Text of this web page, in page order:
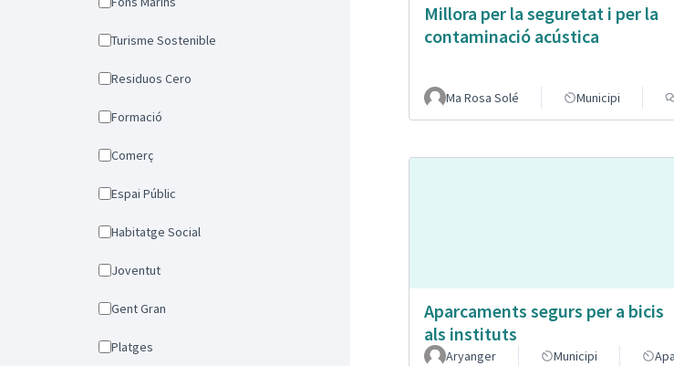
Turisme Sostenible
Residuos Cero
Formació
Comerç
Espai Públic
Habitatge Social
Joventut
Gent Gran
Platges
Millora per la seguretat i per la
contaminació acústica
Ma Rosa Solé Municipi
Aparcaments segurs per a bicis
als instituts
Aryanger Municipi